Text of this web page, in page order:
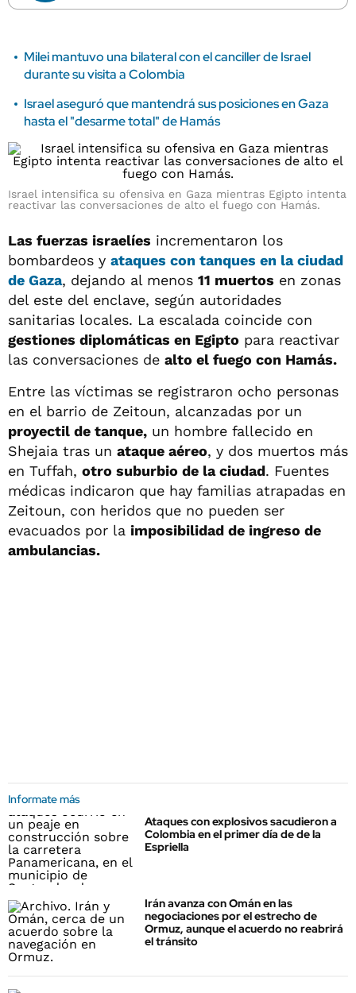
Milei mantuvo una bilateral con el canciller de Israel
durante su visita a Colombia
Israel aseguró que mantendrá sus posiciones en Gaza
hasta el "desarme total" de Hamás
Israel intensifica su ofensiva en Gaza mientras Egipto intenta
reactivar las conversaciones de alto el fuego con Hamás.
Las fuerzas israelíes incrementaron los
bombardeos y ataques con tanques en la ciudad
de Gaza, dejando al menos 11 muertos en zonas
del este del enclave, según autoridades
sanitarias locales. La escalada coincide con
gestiones diplomáticas en Egipto para reactivar
las conversaciones de alto el fuego con Hamás.
Entre las víctimas se registraron ocho personas
en el barrio de Zeitoun, alcanzadas por un
proyectil de tanque, un hombre fallecido en
Shejaia tras un ataque aéreo, y dos muertos más
en Tuffah, otro suburbio de la ciudad. Fuentes
médicas indicaron que hay familias atrapadas en
Zeitoun, con heridos que no pueden ser
evacuados por la imposibilidad de ingreso de
ambulancias.
Informate más
Ataques con explosivos sacudieron a
Colombia en el primer día de de la
Espriella
Irán avanza con Omán en las
negociaciones por el estrecho de
Ormuz, aunque el acuerdo no reabrirá
el tránsito